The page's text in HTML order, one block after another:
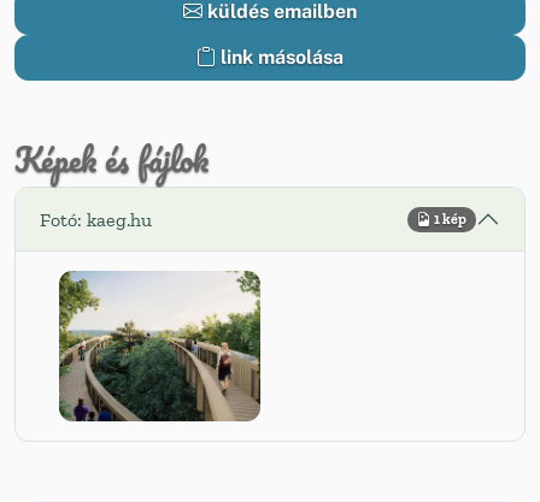
küldés emailben
link másolása
Képek és fájlok
Fotó: kaeg.hu 1 kép